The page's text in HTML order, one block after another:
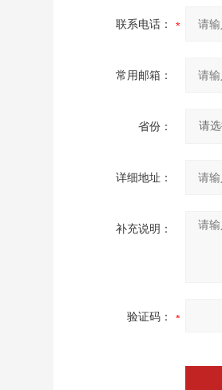
联系电话：
常用邮箱：
省份：
详细地址：
补充说明：
验证码：